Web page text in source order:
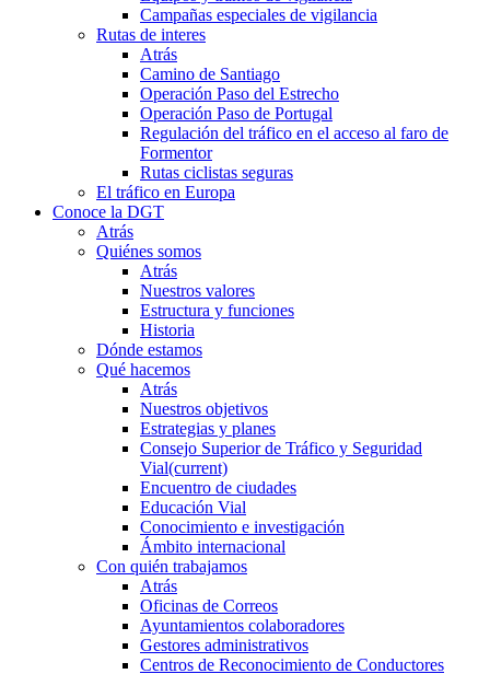
Campañas especiales de vigilancia
Rutas de interes
Atrás
Camino de Santiago
Operación Paso del Estrecho
Operación Paso de Portugal
Regulación del tráfico en el acceso al faro de
Formentor
Rutas ciclistas seguras
El tráfico en Europa
Conoce la DGT
Atrás
Quiénes somos
Atrás
Nuestros valores
Estructura y funciones
Historia
Dónde estamos
Qué hacemos
Atrás
Nuestros objetivos
Estrategias y planes
Consejo Superior de Tráfico y Seguridad
Vial(current)
Encuentro de ciudades
Educación Vial
Conocimiento e investigación
Ámbito internacional
Con quién trabajamos
Atrás
Oficinas de Correos
Ayuntamientos colaboradores
Gestores administrativos
Centros de Reconocimiento de Conductores